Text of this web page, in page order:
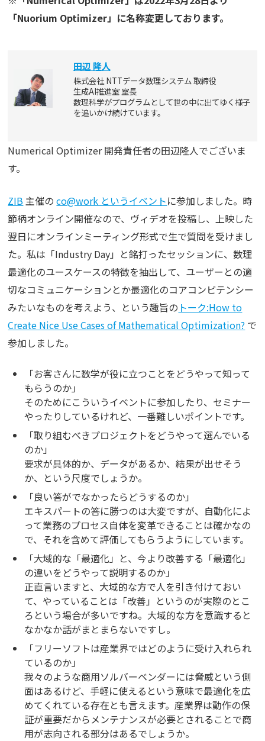
「Nuorium Optimizer」に名称変更しております。
田辺 隆人
株式会社 NTTデータ数理システム 取締役
生成AI推進室 室長
数理科学がプログラムとして世の中に出てゆく様子
を追いかけ続けています。
Numerical Optimizer 開発責任者の田辺隆人でございま
す。
ZIB主催のco@work というイベントに参加しました。時
節柄オンライン開催なので、ヴィデオを投稿し、上映した
翌日にオンラインミーティング形式で生で質問を受けまし
た。私は「Industry Day」と銘打ったセッションに、数理
最適化のユースケースの特徴を抽出して、ユーザーとの適
切なコミュニケーションとか最適化のコアコンピテンシー
みたいなものを考えよう、という趣旨の トーク:How to
Create Nice Use Cases of Mathematical Optimization? で
参加しました。
「お客さんに数学が役に立つことをどうやって知って
もらうのか」
そのためにこういうイベントに参加したり、セミナー
やったりしているけれど、一番難しいポイントです。
「取り組むべきプロジェクトをどうやって選んでいる
のか」
要求が具体的か、データがあるか、結果が出せそう
か、という尺度でしょうか。
「良い答がでなかったらどうするのか」
エキスパートの答に勝つのは大変ですが、自動化によ
って業務のプロセス自体を変革できることは確かなの
で、それを含めて評価してもらうようにしています。
「大域的な「最適化」と、今より改善する「最適化」
の違いをどうやって説明するのか」
正直言いますと、大域的な方で人を引き付けておい
て、やっていることは「改善」というのが実際のとこ
ろという場合が多いですね。大域的な方を意識すると
なかなか話がまとまらないですし。
「フリーソフトは産業界ではどのように受け入れられ
ているのか」
我々のような商用ソルバーベンダーには脅威という側
面はあるけど、手軽に使えるという意味で最適化を広
めてくれている存在とも言えます。産業界は動作の保
証が重要だからメンテナンスが必要とされることで商
用が志向される部分はあるでしょうか。